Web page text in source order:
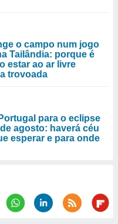
o campo num jogo
Tailândia: porque é
estar ao ar livre
trovoada
para o eclipse
agosto: haverá céu
esperar e para onde